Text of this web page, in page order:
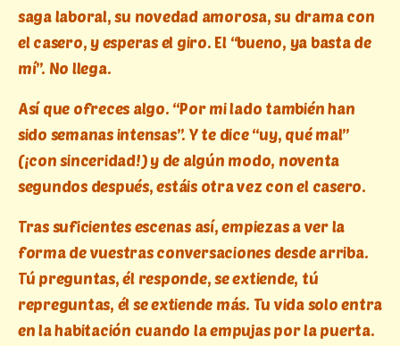
saga laboral, su novedad amorosa, su drama con
el casero, y esperas el giro. El “bueno, ya basta de
mí”. No llega.
Así que ofreces algo. “Por mi lado también han
sido semanas intensas”. Y te dice “uy, qué mal”
(¡con sinceridad!) y de algún modo, noventa
segundos después, estáis otra vez con el casero.
Tras suficientes escenas así, empiezas a ver la
forma de vuestras conversaciones desde arriba.
Tú preguntas, él responde, se extiende, tú
repreguntas, él se extiende más. Tu vida solo entra
en la habitación cuando la empujas por la puerta.